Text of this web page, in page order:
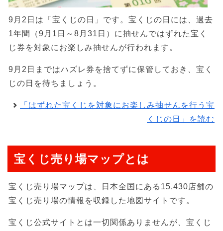
9月2日は「宝くじの日」です。宝くじの日には、過去
1年間（9月1日～8月31日）に抽せんではずれた宝く
じ券を対象にお楽しみ抽せんが行われます。
9月2日まではハズレ券を捨てずに保管しておき、宝く
じの日を待ちましょう。
「はずれた宝くじを対象にお楽しみ抽せんを行う宝
くじの日」を読む
宝くじ売り場マップとは
宝くじ売り場マップは、日本全国にある15,430店舗の
宝くじ売り場の情報を収録した地図サイトです。
宝くじ公式サイトとは一切関係ありませんが、宝くじ